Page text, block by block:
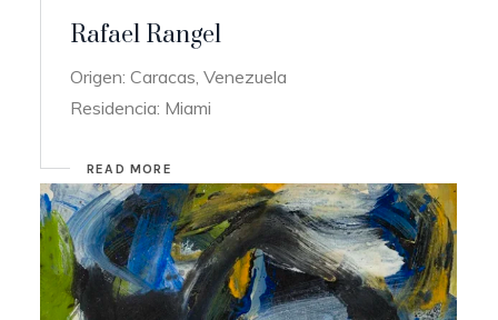
Rafael Rangel
Origen: Caracas, Venezuela
Residencia: Miami
READ MORE